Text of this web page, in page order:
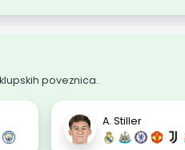
poveznica.
A. Stiller